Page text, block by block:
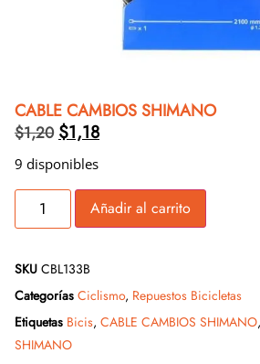
CABLE CAMBIOS SHIMANO
$1,20 $1,18
9 disponibles
Añadir al carrito
SKU CBL133B
Categorías Ciclismo, Repuestos Bicicletas
Etiquetas Bicis, CABLE CAMBIOS SHIMANO,
SHIMANO